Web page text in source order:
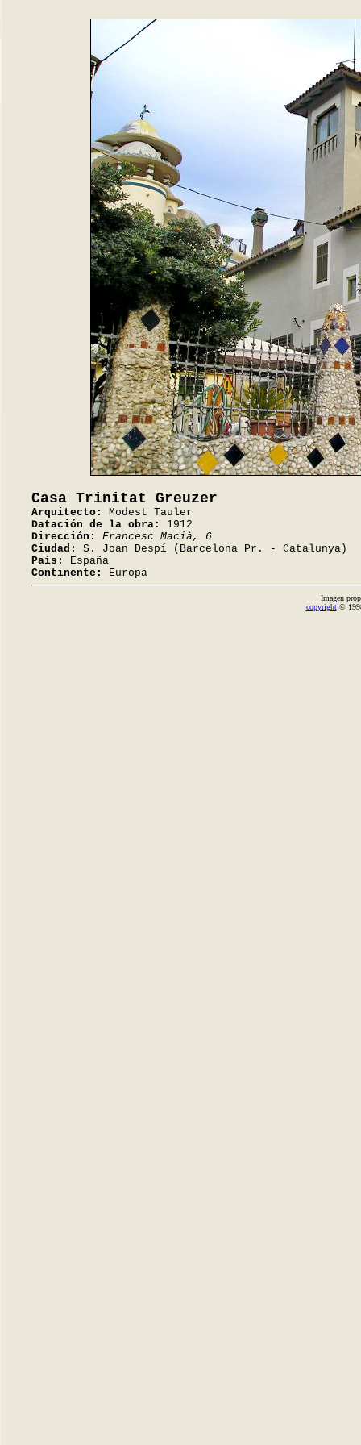
Casa Trinitat Greuzer
Arquitecto:
Modest Tauler
Datación de la obra:
1912
Dirección:
Francesc Macià, 6
Ciudad:
S. Joan Despí (Barcelona Pr. - Catalunya)
País:
España
Continente:
Europa
Imagen
copyright©